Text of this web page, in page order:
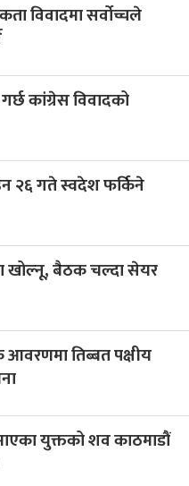
विवादमा सर्वोच्चले
कांग्रेस विवादको
२६ गते स्वदेश फर्किने
खोल्नू, बैठक चल्दा सेयर
आवरणमा तिब्बत पक्षीय
युक्तको शव काठमाडौं